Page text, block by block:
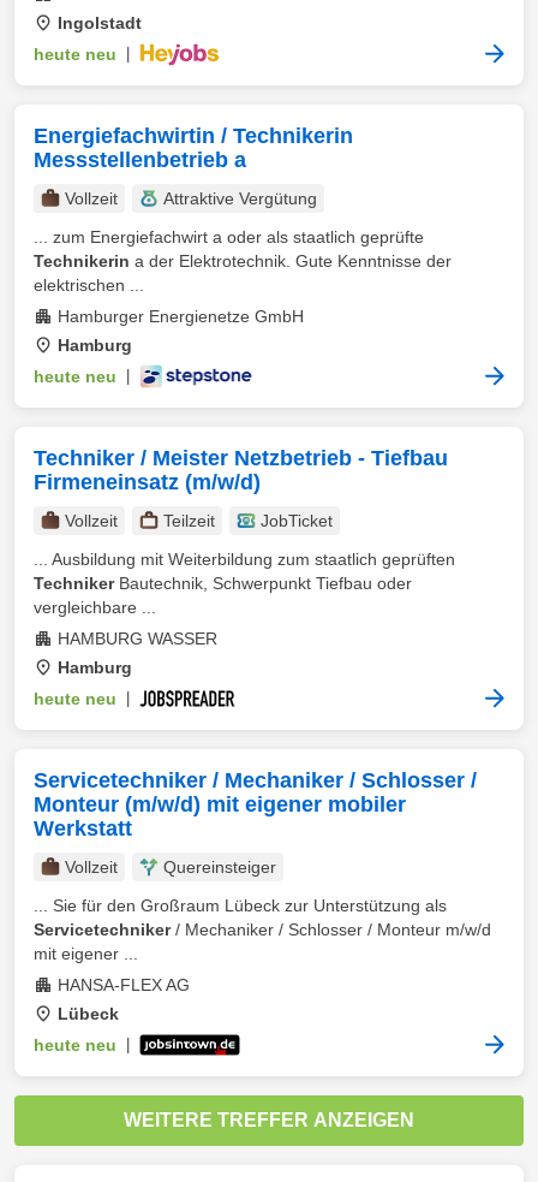
Ingolstadt
heute neu
Energiefachwirtin / Technikerin
Messstellenbetrieb a
Vollzeit
Attraktive Vergütung
... zum Energiefachwirt a oder als staatlich geprüfte
Technikerin a der Elektrotechnik. Gute Kenntnisse der
elektrischen ...
Hamburger Energienetze GmbH
Hamburg
heute neu
Techniker / Meister Netzbetrieb - Tiefbau
Firmeneinsatz (m/w/d)
Vollzeit Teilzeit
JobTicket
... Ausbildung mit Weiterbildung zum staatlich geprüften
TechnikerBautechnik, Schwerpunkt Tiefbau oder
vergleichbare ...
HAMBURG WASSER
Hamburg
heute neu
Servicetechniker / Mechaniker / Schlosser /
Monteur (m/w/d) mit eigener mobiler
Werkstatt
Vollzeit
Quereinsteiger
... Sie für den Großraum Lübeck zur Unterstützung als
Servicetechniker/ Mechaniker / Schlosser / Monteur m/w/d
mit eigener ...
HANSA-FLEX AG
Lübeck
heute neu
WEITERE TREFFER ANZEIGEN